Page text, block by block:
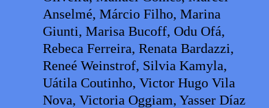
Anselmé, Márcio Filho, Marina
Giunti, Marisa Bucoff, Odu Ofá,
Rebeca Ferreira, Renata Bardazzi,
Reneé Weinstrof, Silvia Kamyla,
Uátila Coutinho, Victor Hugo Vila
Nova, Victoria Oggiam, Yasser Díaz